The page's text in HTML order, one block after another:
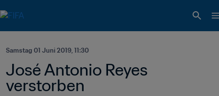
Samstag 01 Juni 2019, 11:30
José Antonio Reyes
verstorben